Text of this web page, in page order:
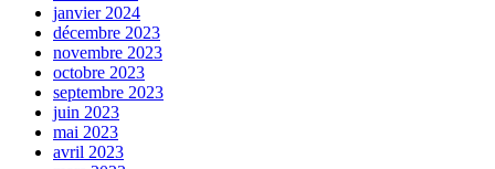
janvier 2024
décembre 2023
novembre 2023
octobre 2023
septembre 2023
juin 2023
mai 2023
avril 2023